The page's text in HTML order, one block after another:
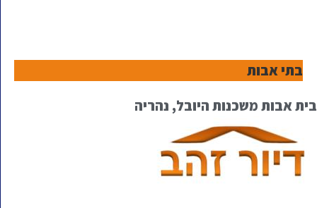
בתי אבות
בית אבות משכנות היובל, נהריה